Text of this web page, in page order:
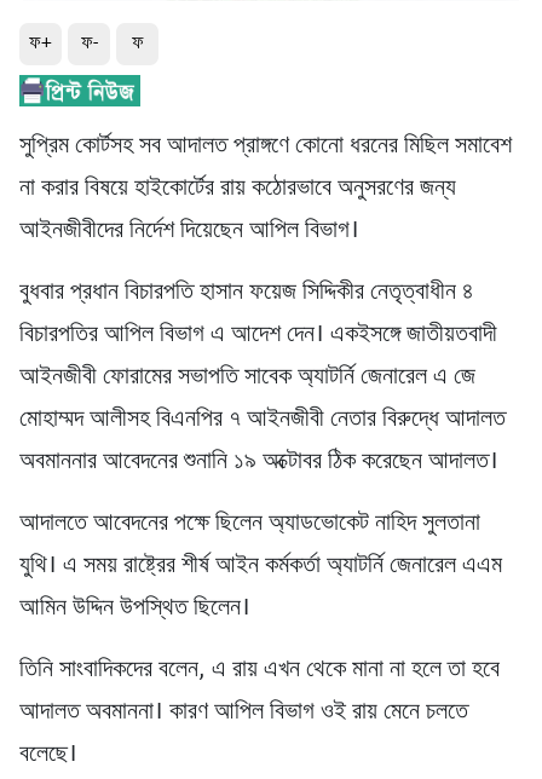
ফ+ ফ- ফ
সুপ্রিম কোর্টসহ সব আদালত প্রাঙ্গণে কোনো ধরনের মিছিল সমাবেশ
না করার বিষয়ে হাইকোর্টের রায় কঠোরভাবে অনুসরণের জন্য
আইনজীবীদের নির্দেশ দিয়েছেন আপিল বিভাগ।
বুধবার প্রধান বিচারপতি হাসান ফয়েজ সিদ্দিকীর নেতৃত্বাধীন ৪
বিচারপতির আপিল বিভাগ এ আদেশ দেন। একইসঙ্গে জাতীয়তবাদী
আইনজীবী ফোরামের সভাপতি সাবেক অ্যাটর্নি জেনারেল এ জে
মোহাম্মদ আলীসহ বিএনপির ৭ আইনজীবী নেতার বিরুদ্ধে আদালত
অবমাননার আবেদনের শুনানি ১৯ অক্টোবর ঠিক করেছেন আদালত।
আদালতে আবেদনের পক্ষে ছিলেন অ্যাডভোকেট নাহিদ সুলতানা
যুথি। এ সময় রাষ্ট্রের শীর্ষ আইন কর্মকর্তা অ্যাটর্নি জেনারেল এএম
আমিন উদ্দিন উপস্থিত ছিলেন।
তিনি সাংবাদিকদের বলেন, এ রায় এখন থেকে মানা না হলে তা হবে
আদালত অবমাননা। কারণ আপিল বিভাগ ওই রায় মেনে চলতে
বলেছে।